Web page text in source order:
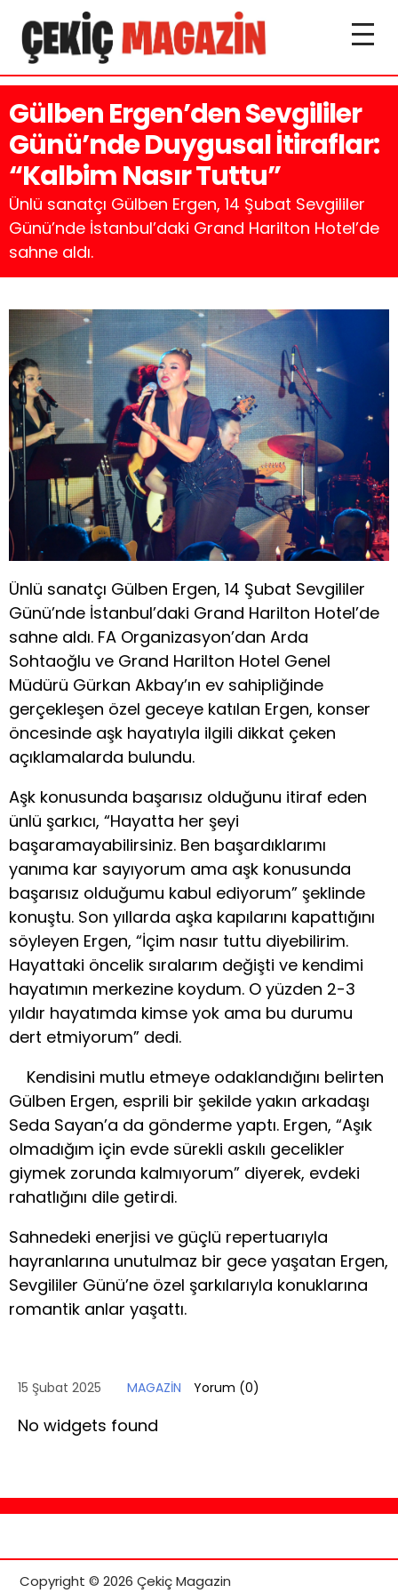
Gülben Ergen’den Sevgililer
Günü’nde Duygusal İtiraflar:
“Kalbim Nasır Tuttu”
Ünlü sanatçı Gülben Ergen, 14 Şubat Sevgililer
Günü’nde İstanbul’daki Grand Harilton Hotel’de
sahne aldı.
Ünlü sanatçı Gülben Ergen, 14 Şubat Sevgililer
Günü’nde İstanbul’daki Grand Harilton Hotel’de
sahne aldı. FA Organizasyon’dan Arda
Sohtaoğlu ve Grand Harilton Hotel Genel
Müdürü Gürkan Akbay’ın ev sahipliğinde
gerçekleşen özel geceye katılan Ergen, konser
öncesinde aşk hayatıyla ilgili dikkat çeken
açıklamalarda bulundu.
Aşk konusunda başarısız olduğunu itiraf eden
ünlü şarkıcı, “Hayatta her şeyi
başaramayabilirsiniz. Ben başardıklarımı
yanıma kar sayıyorum ama aşk konusunda
başarısız olduğumu kabul ediyorum” şeklinde
konuştu. Son yıllarda aşka kapılarını kapattığını
söyleyen Ergen, “İçim nasır tuttu diyebilirim.
Hayattaki öncelik sıralarım değişti ve kendimi
hayatımın merkezine koydum. O yüzden 2-3
yıldır hayatımda kimse yok ama bu durumu
dert etmiyorum” dedi.
Kendisini mutlu etmeye odaklandığını belirten
Gülben Ergen, esprili bir şekilde yakın arkadaşı
Seda Sayan’a da gönderme yaptı. Ergen, “Aşık
olmadığım için evde sürekli askılı gecelikler
giymek zorunda kalmıyorum” diyerek, evdeki
rahatlığını dile getirdi.
Sahnedeki enerjisi ve güçlü repertuarıyla
hayranlarına unutulmaz bir gece yaşatan Ergen,
Sevgililer Günü’ne özel şarkılarıyla konuklarına
romantik anlar yaşattı.
15 Şubat 2025 MAGAZİN Yorum (0)
No widgets found
Copyright © 2026 Çekiç Magazin